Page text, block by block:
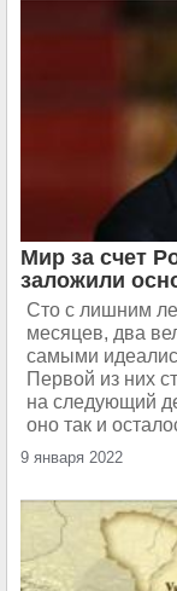
Мир за счет
заложили
Сто с лишним
месяцев, два
самыми
Первой из них
на следующий
оно так и
9 января 2022